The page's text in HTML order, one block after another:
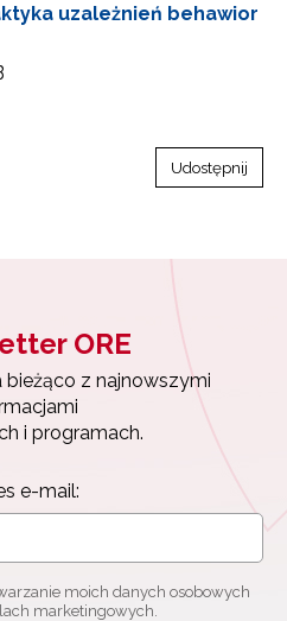
uzależnień behawior
Udostępnij
ORE
bieżąco z najnowszymi
i programach.
e-mail:
moich danych osobowych
marketingowych.